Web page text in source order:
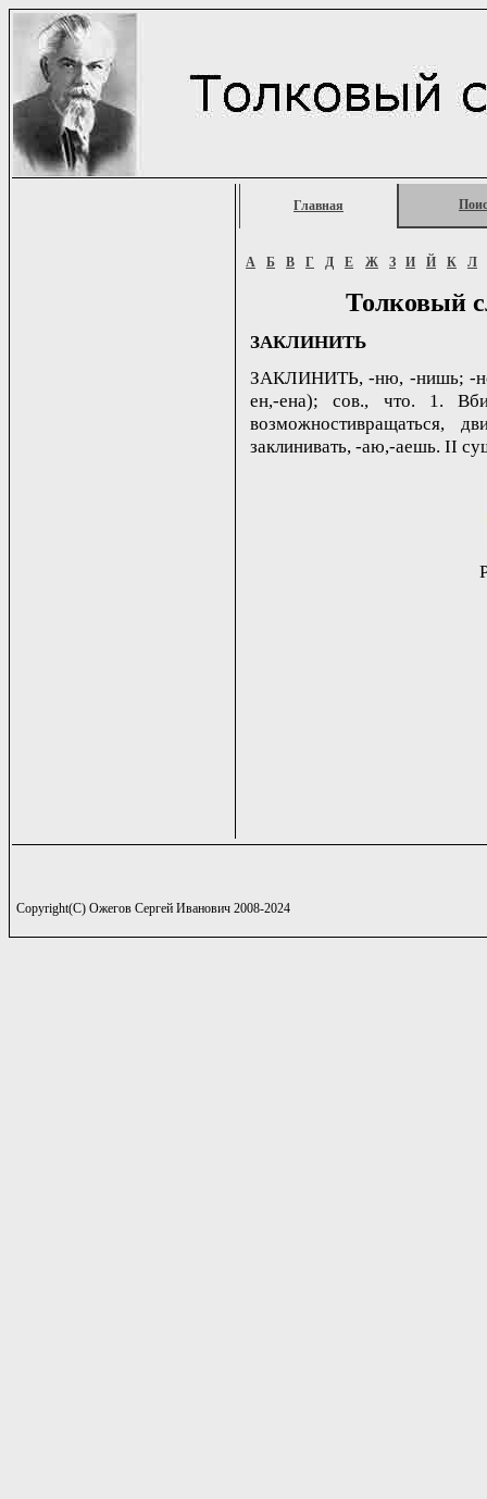
Главная
А Б В Г Д Е Ж З И Й К Л
Толковый
ЗАКЛИНИТЬ
ЗАКЛИНИТЬ, -ню, -нишь; -
ен,-ена); сов., что. 1.
возможностивращаться,
заклинивать, -аю,-аешь. II
Copyright(C) Ожегов Сергей Иванович 2008-2024